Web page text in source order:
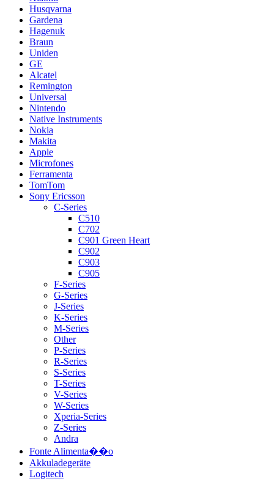
Husqvarna
Gardena
Hagenuk
Braun
Uniden
GE
Alcatel
Remington
Universal
Nintendo
Native Instruments
Nokia
Makita
Apple
Microfones
Ferramenta
TomTom
Sony Ericsson
C-Series
C510
C702
C901 Green Heart
C902
C903
C905
F-Series
G-Series
J-Series
K-Series
M-Series
Other
P-Series
R-Series
S-Series
T-Series
V-Series
W-Series
Xperia-Series
Z-Series
Andra
Fonte Alimenta��o
Akkuladegeräte
Logitech